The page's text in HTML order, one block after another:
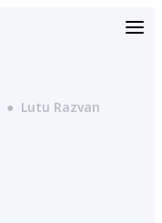
● Lutu Razvan